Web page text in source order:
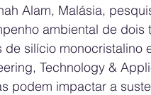
Alam, Malásia,
ambiental de
silício monocristalino
Technology &
podem impactar a